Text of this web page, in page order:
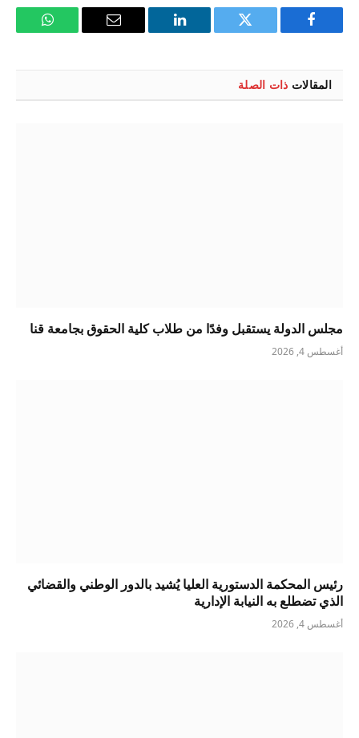
فيسبوك تويتر لينكدإن
البريد
واتساب
المقالات ذات الصلة
مجلس الدولة يستقبل وفدًا من طلاب كلية الحقوق بجامعة قنا
أغسطس 4, 2026
رئيس المحكمة الدستورية العليا يُشيد بالدور الوطني والقضائي
الذي تضطلع به النيابة الإدارية
أغسطس 4, 2026